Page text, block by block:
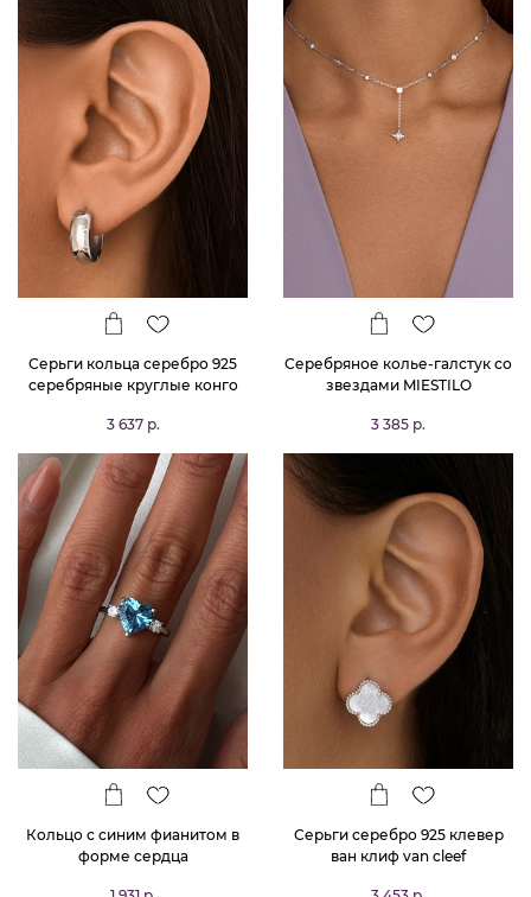
Серьги кольца серебро 925
серебряные круглые конго
3 637 р.
Серебряное колье-галстук со
звездами MIESTILO
3 385 р.
Кольцо с синим фианитом в
форме сердца
Серьги серебро 925 клевер
ван клиф van cleef